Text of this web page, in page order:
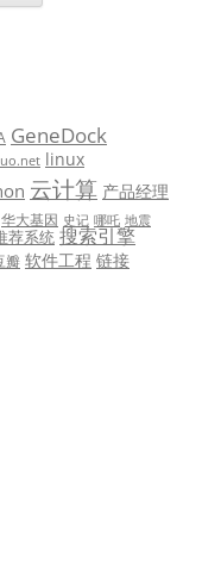
GeneDock
linux
云计算 产品经理
华大基因 史记 哪吒 地震
荐系统 搜索引擎
瓣 软件工程 链接